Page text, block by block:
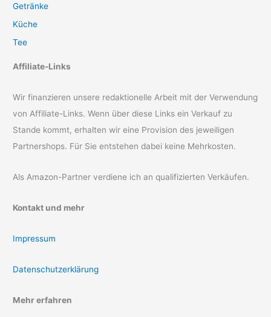
Getränke
Küche
Tee
Affiliate-Links
Wir finanzieren unsere redaktionelle Arbeit mit der Verwendung
von Affiliate-Links. Wenn über diese Links ein Verkauf zu
Stande kommt, erhalten wir eine Provision des jeweiligen
Partnershops. Für Sie entstehen dabei keine Mehrkosten.
Als Amazon-Partner verdiene ich an qualifizierten Verkäufen.
Kontakt und mehr
Impressum
Datenschutzerklärung
Mehr erfahren